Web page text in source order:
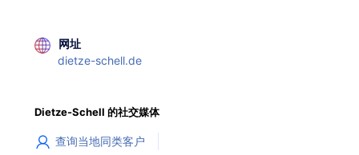
网址
dietze-schell.de
Dietze-Schell 的社交媒体
查询当地同类客户